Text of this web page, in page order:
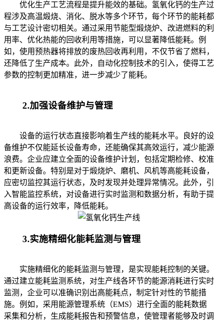
优化生产工艺流程是提升能效的基础。氢氧化钙的生产过
程涉及高温煅烧、消化、脱水等多个环节，每个环节的能耗都
与工艺设计密切相关。通过采用节能型煅烧炉、改进燃料的利
用率、优化热能的回收利用等措施，可以显著降低能耗。例
如，使用预热器将排放的废热回收再利用，不仅节省了燃料，
还降低了生产成本。此外，自动化控制技术的引入，使得工艺
参数的控制更加精准，进一步减少了能耗。
2.加强设备维护与管理
设备的运行状态直接影响着生产线的能耗水平。良好的设
备维护不仅能延长设备寿命，还能确保其高效运行，减少能源
浪费。企业应建立全面的设备维护计划，包括定期检修、校准
和更新设备。特别是对于煅烧炉、磨机、风机等高能耗设备，
应密切监控其运行状态，及时发现并处理异常情况。此外，引
入智能监控系统，对设备进行实时监测和数据分析，有助于提
高设备的运行效率，降低能耗。
3.实施精细化能耗监测与管理
实施精细化的能耗监测与管理，是实现能耗控制的关键。
通过建立能耗监测系统，对生产线各环节的能源消耗进行实时
监测，企业可以准确识别出高能耗点，制定针对性的节能措
施。例如，采用能源管理系统（EMS）进行全面的能耗数据
采集和分析，生成能耗报告和预警信息，使管理者能够及时调